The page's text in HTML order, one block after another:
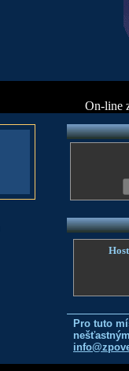
On-line
Pro tuto